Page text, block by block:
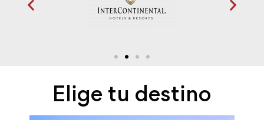
Elige tu destino